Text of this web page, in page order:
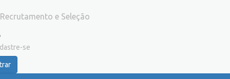
Recrutamento e Seleção
se